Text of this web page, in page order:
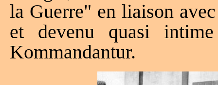
la Guerre" en liaison
et devenu quasi
Kommandantur.